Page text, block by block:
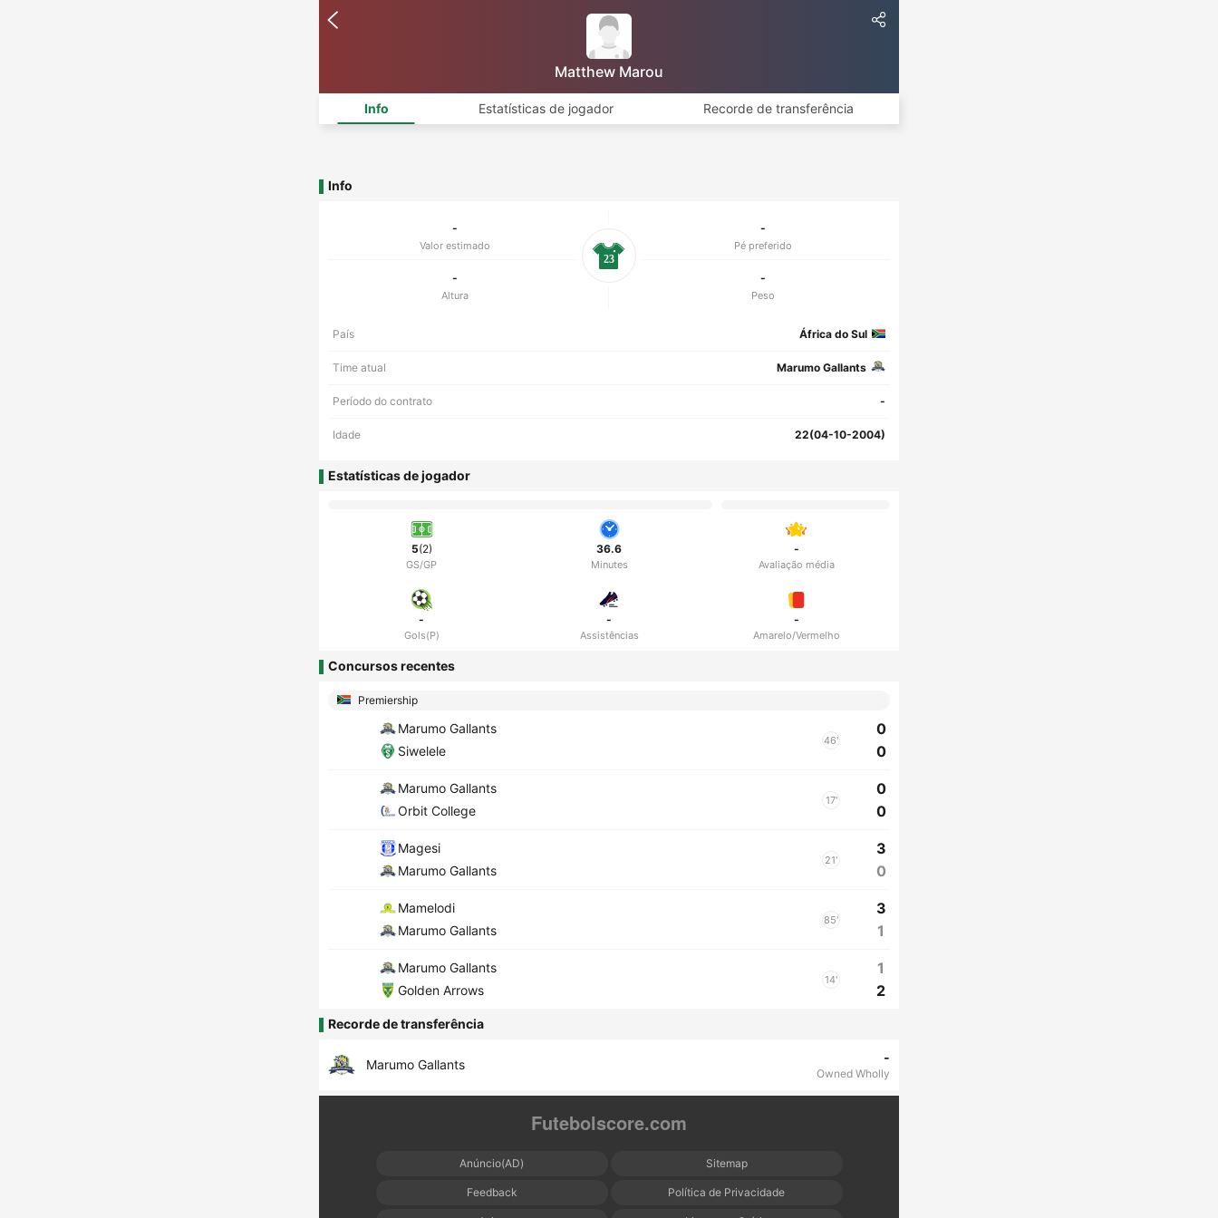
Matthew Marou
Info Estatísticas de jogador Recorde de transferência
Info
-
Valor estimado
-
Pé preferido
-
Altura
-
Peso
23
País África do Sul
Time atual Marumo Gallants
Período do contrato -
Idade 22(04-10-2004)
Estatísticas de jogador
5(2)
GS/GP
36.6
Minutes
-
Avaliação média
-
Gols(P)
-
Assistências
-
Amarelo/Vermelho
Concursos recentes
Premiership
Marumo Gallants
Siwelele
46'
0
0
Marumo Gallants
Orbit College
17'
0
0
Magesi
Marumo Gallants
21'
3
0
Mamelodi
Marumo Gallants
85'
3
1
Marumo Gallants
Golden Arrows
14'
1
2
Recorde de transferência
Marumo Gallants -
Owned Wholly
Futebolscore.com
Anúncio(AD) Sitemap
Feedback Política de Privacidade